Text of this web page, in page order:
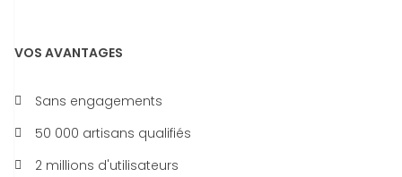
VOS AVANTAGES
Sans engagements
50 000 artisans qualifiés
2 millions d'utilisateurs